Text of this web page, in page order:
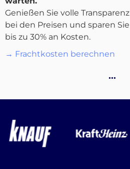
Deutsch
Einloggen
Registrieren
Genießen Sie volle Transparenz
bei den Preisen und sparen Sie
bis zu 30% an Kosten.
→ Frachtkosten berechnen
…